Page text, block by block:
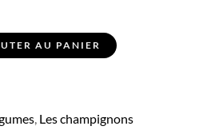
AU PANIER
Les champignons